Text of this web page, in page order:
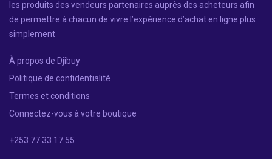
les produits des vendeurs partenaires auprès des acheteurs afin
de permettre à chacun de vivre l’expérience d’achat en ligne plus
simplement
À propos de Djibuy
Politique de confidentialité
Termes et conditions
Connectez-vous à votre boutique
+253 77 33 17 55